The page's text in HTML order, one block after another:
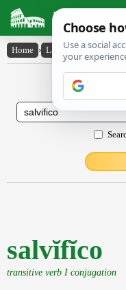
Latin
Home › Latin-English ›
Latin to
salvĭfĭco
transitive verb I conjugation